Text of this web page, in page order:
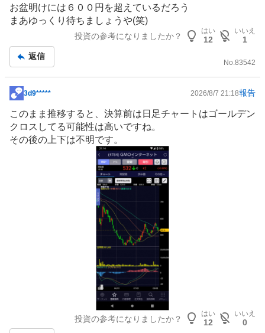
示
板
事
お盆明けには６００円を超えているだろう
まあゆっくり待ちましょうや(笑)
投資の参考になりましたか？
はい
12
いいえ
1
返信
No. 83542
掲
示
板
記
3d9***** 2026/8/7 21:18報告
このまま推移すると、決算前は日足チャートはゴールデン
クロスしてる可能性は高いですね。
その後の上下は不明です。
投資の参考になりましたか？
はい
12
いいえ
0